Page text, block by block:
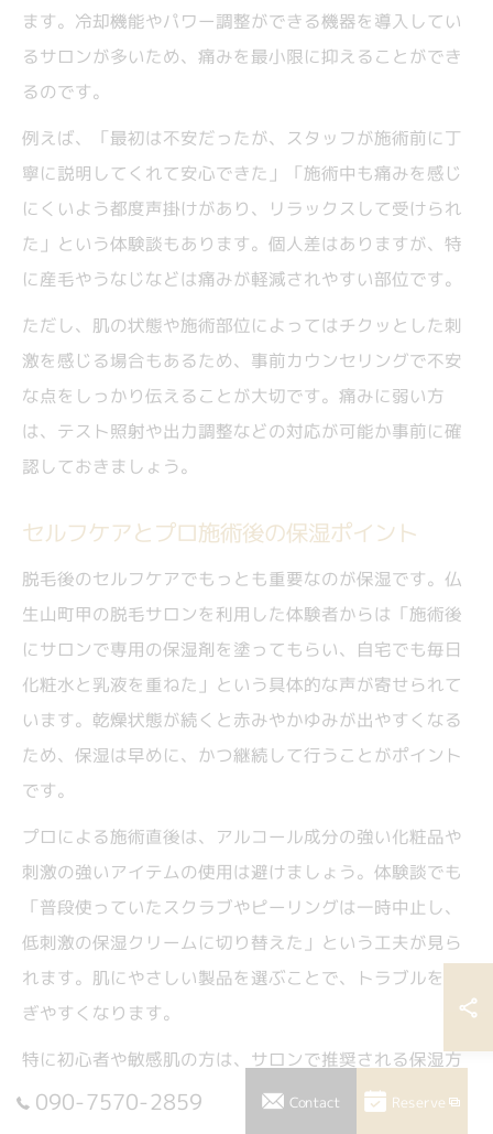
ます。冷却機能やパワー調整ができる機器を導入してい
るサロンが多いため、痛みを最小限に抑えることができ
るのです。
例えば、「最初は不安だったが、スタッフが施術前に丁
寧に説明してくれて安心できた」「施術中も痛みを感じ
にくいよう都度声掛けがあり、リラックスして受けられ
た」という体験談もあります。個人差はありますが、特
に産毛やうなじなどは痛みが軽減されやすい部位です。
ただし、肌の状態や施術部位によってはチクッとした刺
激を感じる場合もあるため、事前カウンセリングで不安
な点をしっかり伝えることが大切です。痛みに弱い方
は、テスト照射や出力調整などの対応が可能か事前に確
認しておきましょう。
セルフケアとプロ施術後の保湿ポイント
脱毛後のセルフケアでもっとも重要なのが保湿です。仏
生山町甲の脱毛サロンを利用した体験者からは「施術後
にサロンで専用の保湿剤を塗ってもらい、自宅でも毎日
化粧水と乳液を重ねた」という具体的な声が寄せられて
います。乾燥状態が続くと赤みやかゆみが出やすくなる
ため、保湿は早めに、かつ継続して行うことがポイント
です。
プロによる施術直後は、アルコール成分の強い化粧品や
刺激の強いアイテムの使用は避けましょう。体験談でも
「普段使っていたスクラブやピーリングは一時中止し、
低刺激の保湿クリームに切り替えた」という工夫が見ら
れます。肌にやさしい製品を選ぶことで、トラブルを防
ぎやすくなります。
特に初心者や敏感肌の方は、サロンで推奨される保湿方
法やアイテムを参考にすると安心です。疑問点があれ
090-7570-2859 Contact Reserve